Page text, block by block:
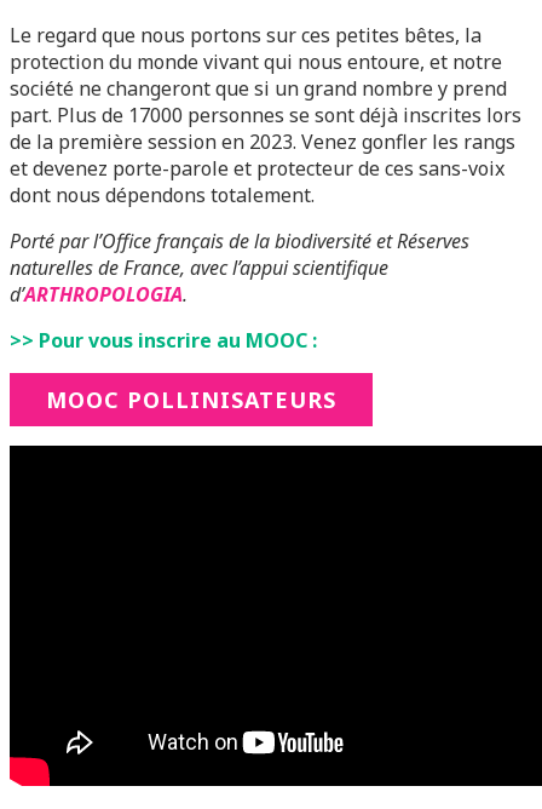
Le regard que nous portons sur ces petites bêtes, la
protection du monde vivant qui nous entoure, et notre
société ne changeront que si un grand nombre y prend
part. Plus de 17000 personnes se sont déjà inscrites lors
de la première session en 2023. Venez gonfler les rangs
et devenez porte-parole et protecteur de ces sans-voix
dont nous dépendons totalement.
Porté par l’Office français de la biodiversité et Réserves
naturelles de France, avec l’appui scientifique
d’ARTHROPOLOGIA.
>> Pour vous inscrire au MOOC :
MOOC POLLINISATEURS